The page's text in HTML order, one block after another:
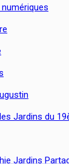
Jardins du
Jardins